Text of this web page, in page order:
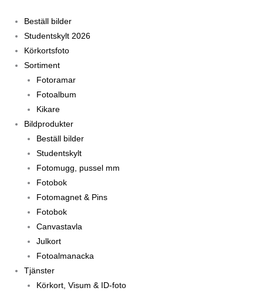
Beställ bilder
Studentskylt 2026
Körkortsfoto
Sortiment
Fotoramar
Fotoalbum
Kikare
Bildprodukter
Beställ bilder
Studentskylt
Fotomugg, pussel mm
Fotobok
Fotomagnet & Pins
Fotobok
Canvastavla
Julkort
Fotoalmanacka
Tjänster
Körkort, Visum & ID-foto